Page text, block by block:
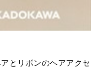
とリボンのヘアアクセ